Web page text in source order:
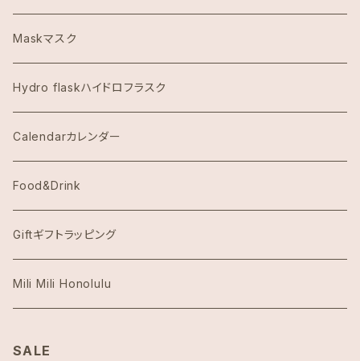
Dawn to Earth ダウントゥーアース
Dean & DeLuca ディーンアンドデルーカ
Eggs's Things エッグスンシングス
Hawaii Hotel Item
Honolulu Coffeeホノルルコーヒー
Island Slipperアイランドスリッパ
Maskマスク
Hydro flaskハイドロフラスク
Calendarカレンダー
Food&Drink
Giftギフトラッピング
Mili Mili Honolulu
SALE